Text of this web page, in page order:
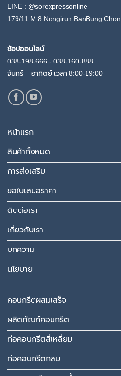
LINE : @sorexpressonline
179/11 M.8 Nongirun BanBung
ช้อปออนไลน์
038-198-666 - 038-160-888
จันทร์ – อาทิตย์ เวลา 8:00-19:00
หน้าแรก
สินค้าทั้งหมด
การส่งเสริม
ขอใบเสนอราคา
ติดต่อเรา
เกี่ยวกับเรา
บทความ
นโยบาย
คอนกรีตผสมเสร็จ
ผลิตภัณฑ์คอนกรีต
ท่อคอนกรีตสี่เหลี่ยม
ท่อคอนกรีตกลม